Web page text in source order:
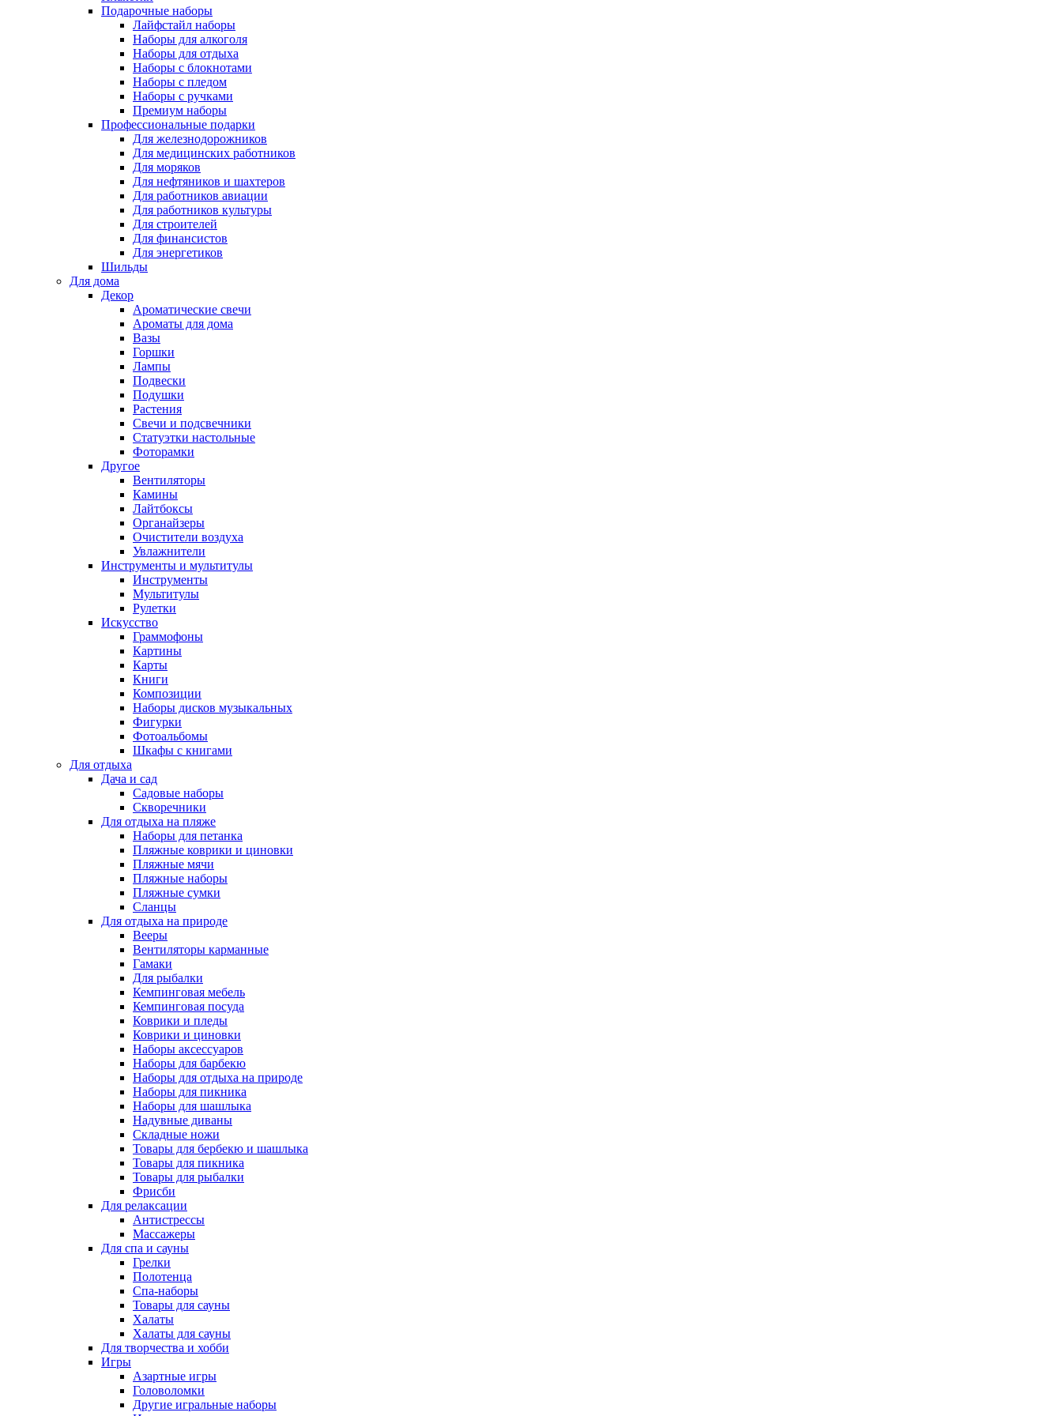
Подарочные наборы
Лайфстайл наборы
Наборы для алкоголя
Наборы для отдыха
Наборы с блокнотами
Наборы с пледом
Наборы с ручками
Премиум наборы
Профессиональные подарки
Для железнодорожников
Для медицинских работников
Для моряков
Для нефтяников и шахтеров
Для работников авиации
Для работников культуры
Для строителей
Для финансистов
Для энергетиков
Шильды
Для дома
Декор
Ароматические свечи
Ароматы для дома
Вазы
Горшки
Лампы
Подвески
Подушки
Растения
Свечи и подсвечники
Статуэтки настольные
Фоторамки
Другое
Вентиляторы
Камины
Лайтбоксы
Органайзеры
Очистители воздуха
Увлажнители
Инструменты и мультитулы
Инструменты
Мультитулы
Рулетки
Искусство
Граммофоны
Картины
Карты
Книги
Композиции
Наборы дисков музыкальных
Фигурки
Фотоальбомы
Шкафы с книгами
Для отдыха
Дача и сад
Садовые наборы
Скворечники
Для отдыха на пляже
Наборы для петанка
Пляжные коврики и циновки
Пляжные мячи
Пляжные наборы
Пляжные сумки
Сланцы
Для отдыха на природе
Вееры
Вентиляторы карманные
Гамаки
Для рыбалки
Кемпинговая мебель
Кемпинговая посуда
Коврики и пледы
Коврики и циновки
Наборы аксессуаров
Наборы для барбекю
Наборы для отдыха на природе
Наборы для пикника
Наборы для шашлыка
Надувные диваны
Складные ножи
Товары для бербекю и шашлыка
Товары для пикника
Товары для рыбалки
Фрисби
Для релаксации
Антистрессы
Массажеры
Для спа и сауны
Грелки
Полотенца
Спа-наборы
Товары для сауны
Халаты
Халаты для сауны
Для творчества и хобби
Игры
Азартные игры
Головоломки
Другие игральные наборы